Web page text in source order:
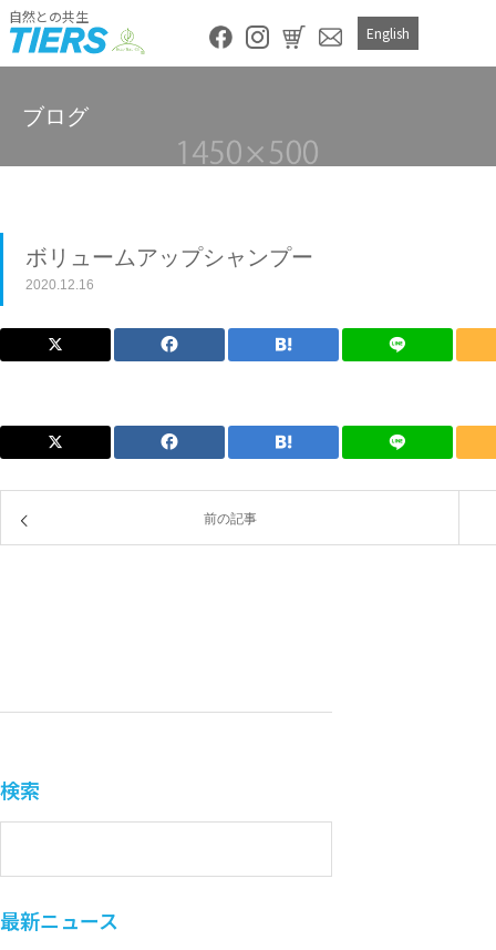
自然との共生
English
ブログ
ボリュームアップシャンプー
2020.12.16
前の記事
検索
最新ニュース